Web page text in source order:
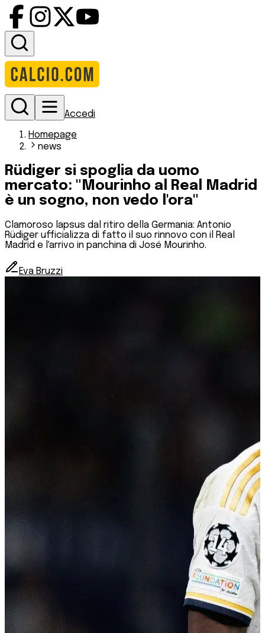
Accedi
Homepage
news
Rüdiger si spoglia da uomo
mercato: "Mourinho al Real Madrid
è un sogno, non vedo l'ora"
Clamoroso lapsus dal ritiro della Germania: Antonio
Rüdiger ufficializza di fatto il suo rinnovo con il Real
Madrid e l'arrivo in panchina di José Mourinho.
Eva Bruzzi